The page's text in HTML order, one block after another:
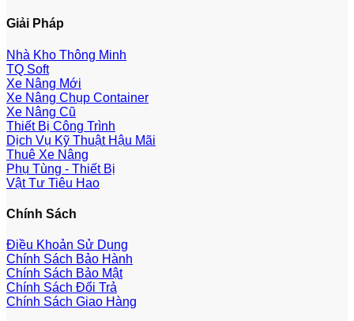
Giải Pháp
Nhà Kho Thông Minh
TQ Soft
Xe Nâng Mới
Xe Nâng Chụp Container
Xe Nâng Cũ
Thiết Bị Công Trình
Dịch Vụ Kỹ Thuật Hậu Mãi
Thuê Xe Nâng
Phụ Tùng - Thiết Bị
Vật Tư Tiêu Hao
Chính Sách
Điều Khoản Sử Dụng
Chính Sách Bảo Hành
Chính Sách Bảo Mật
Chính Sách Đổi Trả
Chính Sách Giao Hàng